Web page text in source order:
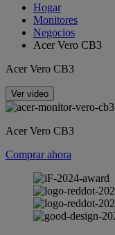
Hogar
Monitores
Negocios
Acer Vero CB3
Acer Vero CB3
Ver video
Acer Vero CB3
Comprar ahora